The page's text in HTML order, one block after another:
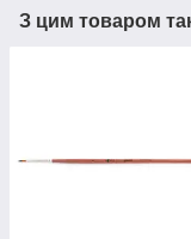
З цим товаром